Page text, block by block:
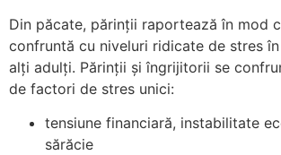
Din păcate, părinții raportează în mod
confruntă cu niveluri ridicate de stres
alți adulți. Părinții și îngrijitorii se
de factori de stres unici:
tensiune financiară, instabilitate
sărăcie